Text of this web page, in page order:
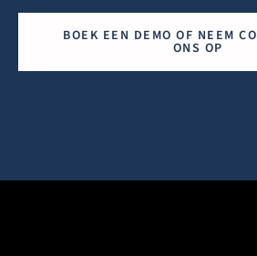
BOEK EEN DEMO OF NEEM
ONS OP